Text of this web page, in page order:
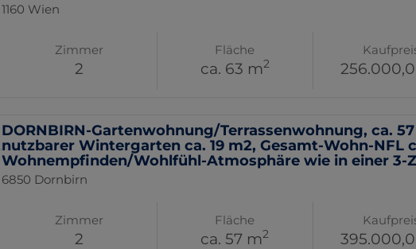
1160 Wien
Zimmer
2
Fläche
ca. 63 m2
DORNBIRN-Gartenwohnung/Terrassenwohnung, ca.
nutzbarer Wintergarten ca. 19 m2, Gesamt-Wohn-NFL
Wohnempfinden/Wohlfühl-Atmosphäre wie in einer 3-
6850 Dornbirn
Zimmer
2
Fläche
ca. 57 m2